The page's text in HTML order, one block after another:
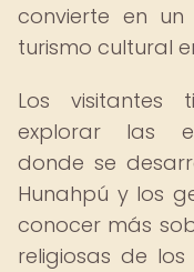
convierte en
turismo cultural
Los visitantes
explorar las
donde se
Hunahpú y los
conocer más
religiosas de